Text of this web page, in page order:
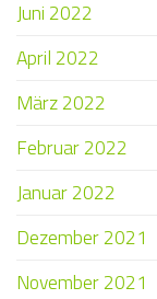
Juni 2022
April 2022
März 2022
Februar 2022
Januar 2022
Dezember 2021
November 2021